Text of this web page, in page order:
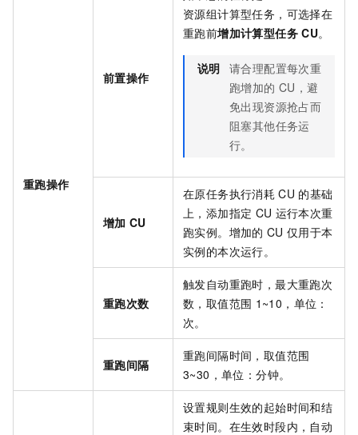
重跑操作
前置操作
资源组计算型任务，可选择在
重跑前增加计算型任务 CU。
说明 请合理配置每次重
跑增加的 CU，避
免出现资源抢占而
阻塞其他任务运
行。
增加 CU
在原任务执行消耗 CU 的基础
上，添加指定 CU 运行本次重
跑实例。增加的 CU 仅用于本
实例的本次运行。
重跑次数
触发自动重跑时，最大重跑次
数，取值范围 1~10，单位：
次。
重跑间隔
重跑间隔时间，取值范围
3~30，单位：分钟。
设置规则生效的起始时间和结
束时间。在生效时段内，自动